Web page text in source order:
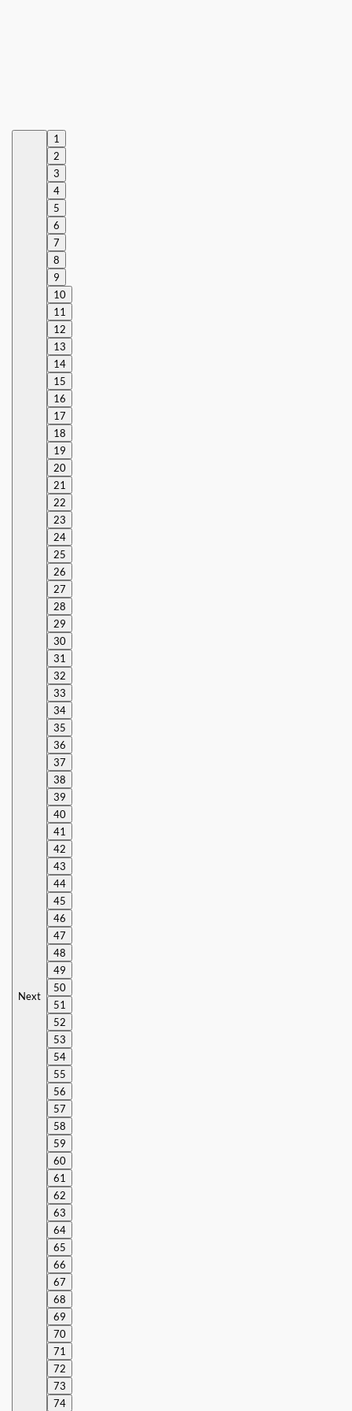
Next
1
2
3
4
5
6
7
8
9
10
11
12
13
14
15
16
17
18
19
20
21
22
23
24
25
26
27
28
29
30
31
32
33
34
35
36
37
38
39
40
41
42
43
44
45
46
47
48
49
50
51
52
53
54
55
56
57
58
59
60
61
62
63
64
65
66
67
68
69
70
71
72
73
74